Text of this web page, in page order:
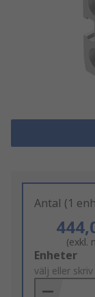
Antal (1
(exkl.
Add
to
Basket
Enheter
välj eller